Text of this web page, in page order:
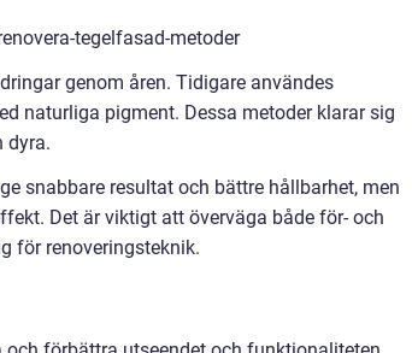
tegelfasad-metoder
genom åren. Tidigare användes
naturliga pigment. Dessa metoder klarar sig
dyra.
snabbare resultat och bättre hållbarhet, men
Det är viktigt att överväga både för- och
för renoveringsteknik.